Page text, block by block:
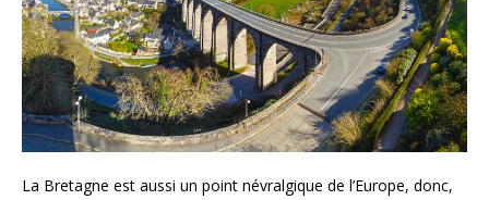
La Bretagne est aussi un point névralgique de l’Europe, donc,